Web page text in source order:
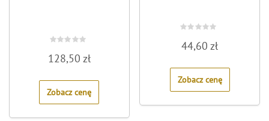
0
5
128,50 zł
Zobacz cenę
0
5
44,60zł
Zobacz cenę